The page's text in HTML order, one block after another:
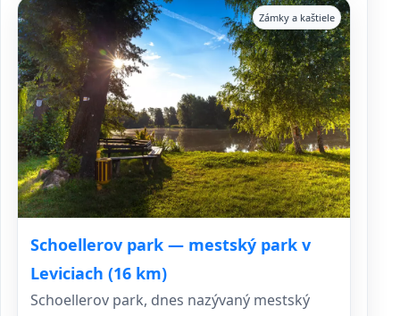
Schoellerov park — mestský park v
Leviciach (16 km)
Zámky a kaštiele
Schoellerov park, dnes nazývaný mestský